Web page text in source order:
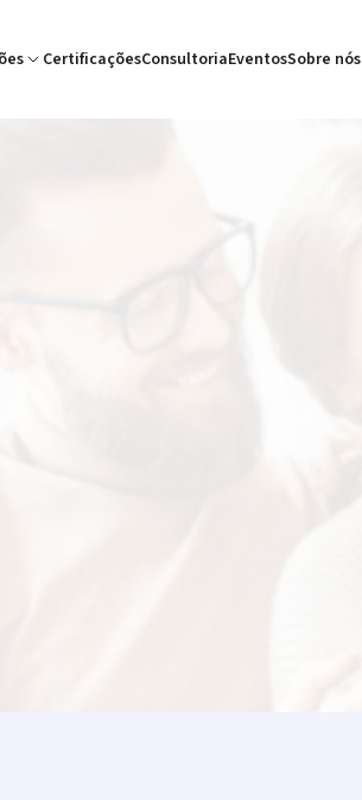
CertificaçõesConsultoriaEventosSobre nós